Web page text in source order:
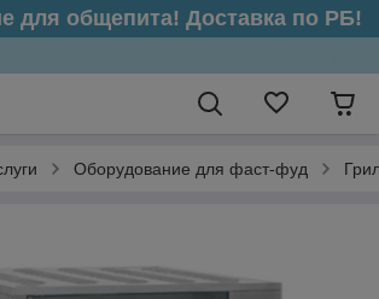
для общепита! Доставка по РБ!
Оборудование для фаст-фуд